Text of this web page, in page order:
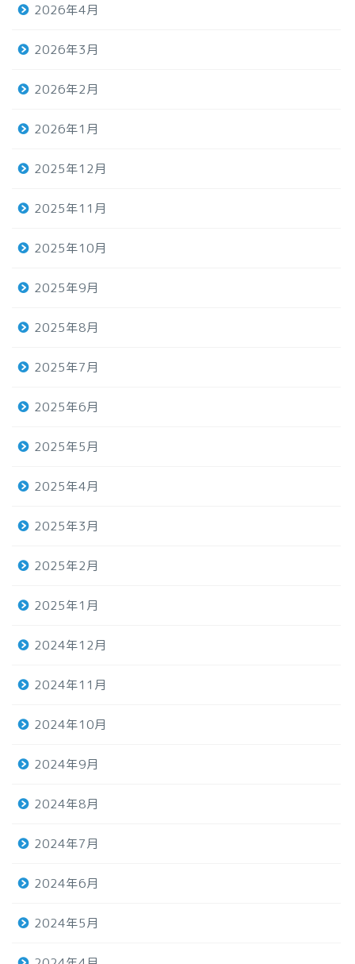
2026年4月
2026年3月
2026年2月
2026年1月
2025年12月
2025年11月
2025年10月
2025年9月
2025年8月
2025年7月
2025年6月
2025年5月
2025年4月
2025年3月
2025年2月
2025年1月
2024年12月
2024年11月
2024年10月
2024年9月
2024年8月
2024年7月
2024年6月
2024年5月